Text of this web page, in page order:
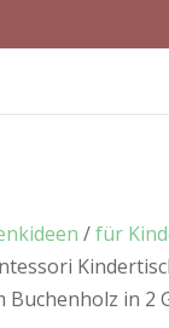
/für
Buchenholz in 2